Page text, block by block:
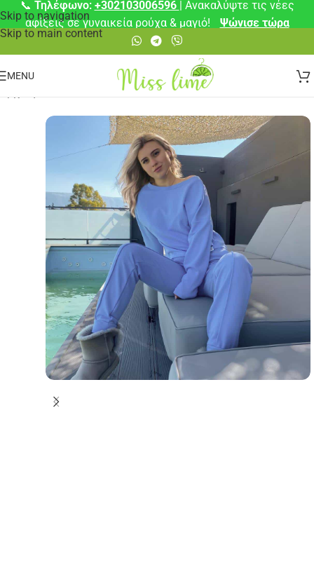
Skip to navigation
Skip to main content
📞 Τηλέφωνο: +302103006596 | Ανακαλύψτε τις νέες
αφίξεις σε γυναικεία ρούχα & μαγιό!
Ψώνισε τώρα
MENU